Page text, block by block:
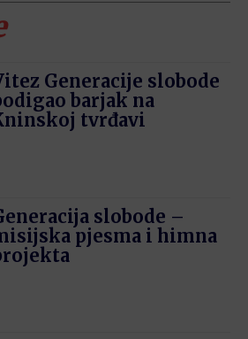
Generacije slobode
barjak na
tvrđavi
slobode –
pjesma i himna